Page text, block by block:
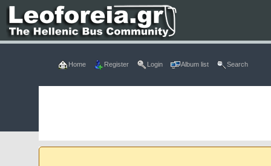
Home Register Login Album list Search